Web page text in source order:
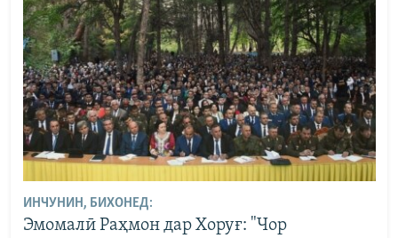
ИНЧУНИН, БИХОНЕД:
Эмомалӣ Раҳмон дар Хоруғ: "Чор